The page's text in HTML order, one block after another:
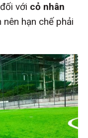
với cỏ nhân
hạn chế phải